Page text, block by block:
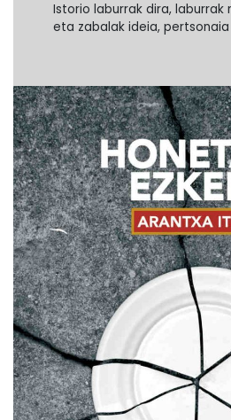
Istorio laburrak dira, laburrak
eta zabalak ideia,